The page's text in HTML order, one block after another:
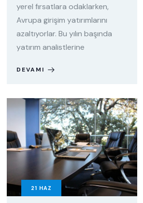
yerel fırsatlara odaklarken,
Avrupa girişim yatırımlarını
azaltıyorlar. Bu yılın başında
yatırım analistlerine
DEVAMI
21 HAZ